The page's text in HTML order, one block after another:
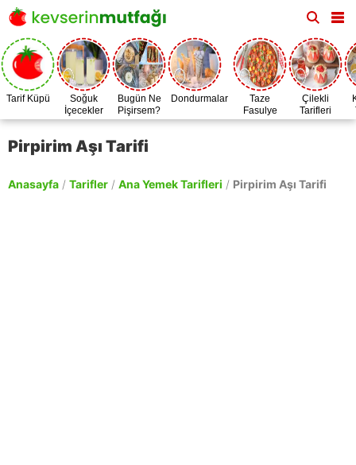
Tarif Küpü
Soğuk
İçecekler
Bugün Ne
Pişirsem?
Dondurmalar
Taze
Fasulye
Zamanı
Çilekli
Tarifleri
Pirpirim Aşı Tarifi
Anasayfa / Tarifler / Ana Yemek Tarifleri / Pirpirim Aşı Tarifi